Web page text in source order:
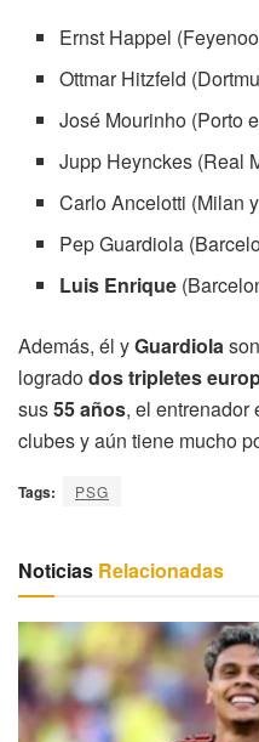
Ernst Happel
Ottmar Hitzfeld
José Mourinho (Porto
Jupp Heynckes (Real
Carlo Ancelotti (Milan
Pep Guardiola
Luis Enrique
Además, él yGuardiola
logradodos tripletes
sus55 años, el entrenador
clubes y aún tiene mucho
Tags: PSG
Noticias Relacionadas